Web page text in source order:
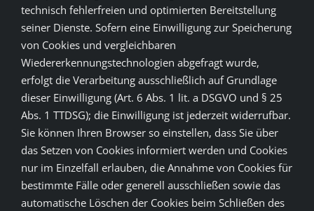
technisch fehlerfreien und optimierten Bereitstellung
seiner Dienste. Sofern eine Einwilligung zur Speicherung
von Cookies und vergleichbaren
Wiedererkennungstechnologien abgefragt wurde,
erfolgt die Verarbeitung ausschließlich auf Grundlage
dieser Einwilligung (Art. 6 Abs. 1 lit. a DSGVO und § 25
Abs. 1 TTDSG); die Einwilligung ist jederzeit widerrufbar.
Sie können Ihren Browser so einstellen, dass Sie über
das Setzen von Cookies informiert werden und Cookies
nur im Einzelfall erlauben, die Annahme von Cookies für
bestimmte Fälle oder generell ausschließen sowie das
automatische Löschen der Cookies beim Schließen des